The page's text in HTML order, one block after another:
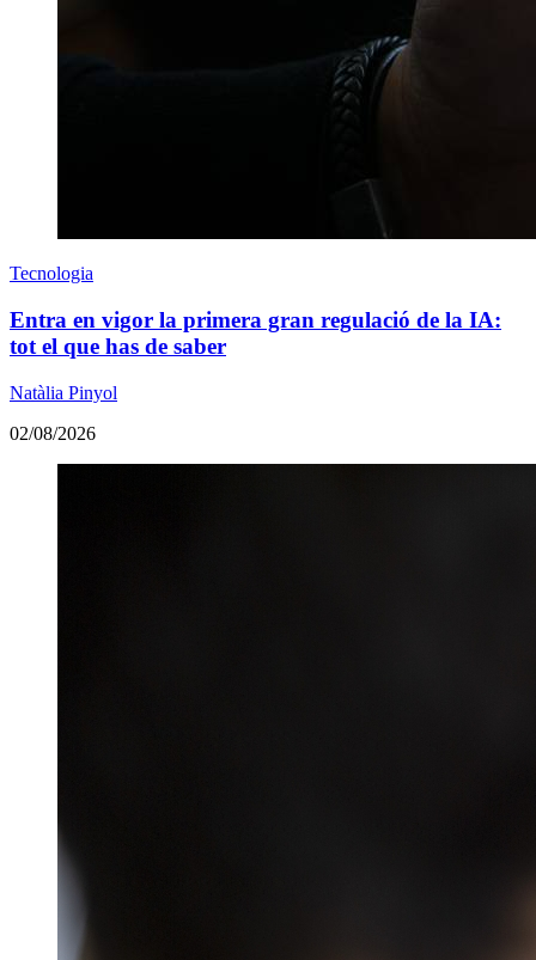
Tecnologia
Entra en vigor la primera gran regulació de la IA:
tot el que has de saber
Natàlia Pinyol
02/08/2026